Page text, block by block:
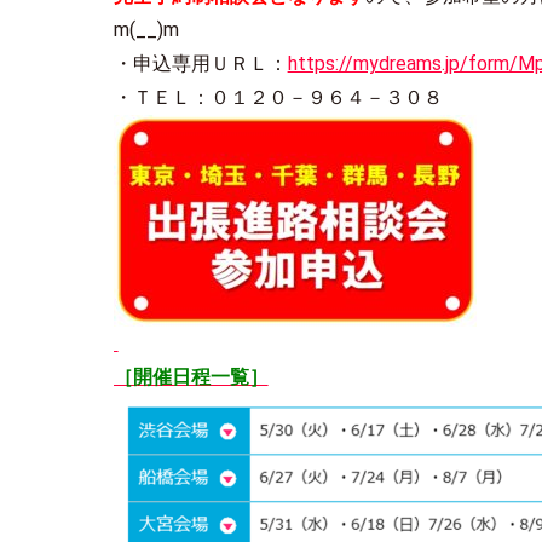
m(__)m
・申込専用ＵＲＬ： https://mydreams.jp/form/
・ＴＥＬ：０１２０－９６４－３０８
［開催日程一覧］